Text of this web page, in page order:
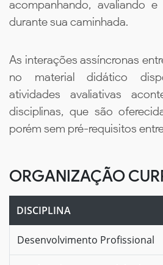
acompanhando, avaliando
durante sua caminhada.
As interações assíncronas
no material didático
atividades avaliativas
disciplinas, que são
porém sem pré-requisitos
ORGANIZAÇÃO
DISCIPLINA
Desenvolvimento Profissional